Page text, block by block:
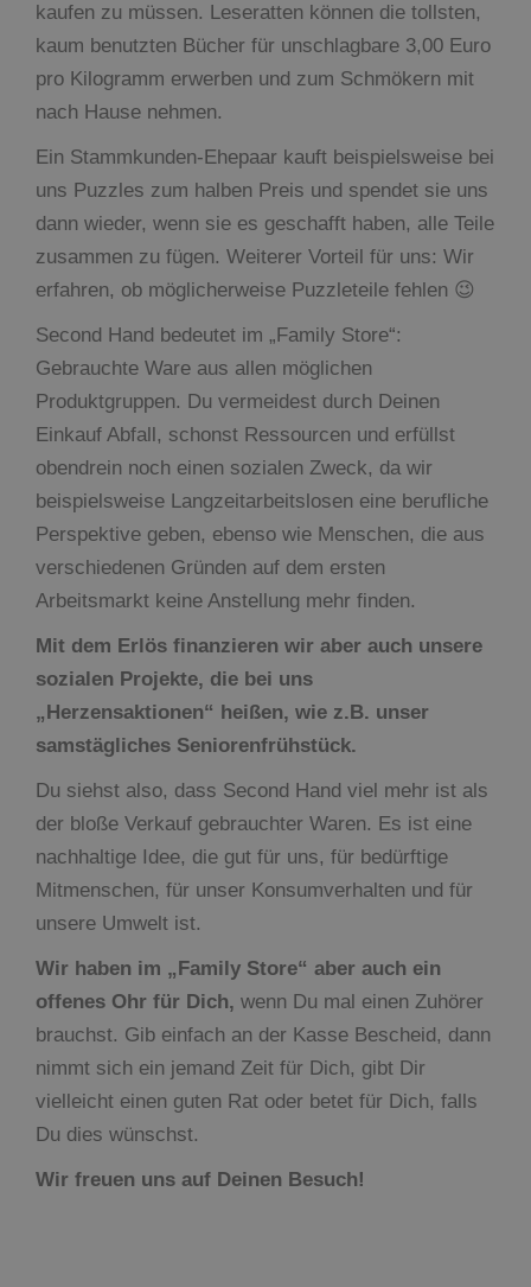
kaufen zu müssen. Leseratten können die tollsten,
kaum benutzten Bücher für unschlagbare 3,00 Euro
pro Kilogramm erwerben und zum Schmökern mit
nach Hause nehmen.
Ein Stammkunden-Ehepaar kauft beispielsweise bei
uns Puzzles zum halben Preis und spendet sie uns
dann wieder, wenn sie es geschafft haben, alle Teile
zusammen zu fügen. Weiterer Vorteil für uns: Wir
erfahren, ob möglicherweise Puzzleteile fehlen 😉
Second Hand bedeutet im „Family Store“:
Gebrauchte Ware aus allen möglichen
Produktgruppen. Du vermeidest durch Deinen
Einkauf Abfall, schonst Ressourcen und erfüllst
obendrein noch einen sozialen Zweck, da wir
beispielsweise Langzeitarbeitslosen eine berufliche
Perspektive geben, ebenso wie Menschen, die aus
verschiedenen Gründen auf dem ersten
Arbeitsmarkt keine Anstellung mehr finden.
Mit dem Erlös finanzieren wir aber auch unsere
sozialen Projekte, die bei uns
„Herzensaktionen“ heißen, wie z.B. unser
samstägliches Seniorenfrühstück.
Du siehst also, dass Second Hand viel mehr ist als
der bloße Verkauf gebrauchter Waren. Es ist eine
nachhaltige Idee, die gut für uns, für bedürftige
Mitmenschen, für unser Konsumverhalten und für
unsere Umwelt ist.
Wir haben im „Family Store“ aber auch ein
offenes Ohr für Dich, wenn Du mal einen Zuhörer
brauchst. Gib einfach an der Kasse Bescheid, dann
nimmt sich ein jemand Zeit für Dich, gibt Dir
vielleicht einen guten Rat oder betet für Dich, falls
Du dies wünschst.
Wir freuen uns auf Deinen Besuch!